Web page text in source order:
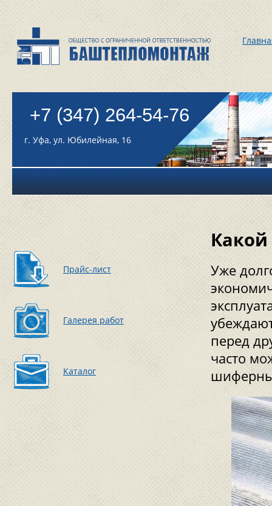
+7 (347) 264-54-76
г. Уфа, ул. Юбилейная, 16
Прайс-лист
Галерея работ
Каталог
Уже
перед
часто